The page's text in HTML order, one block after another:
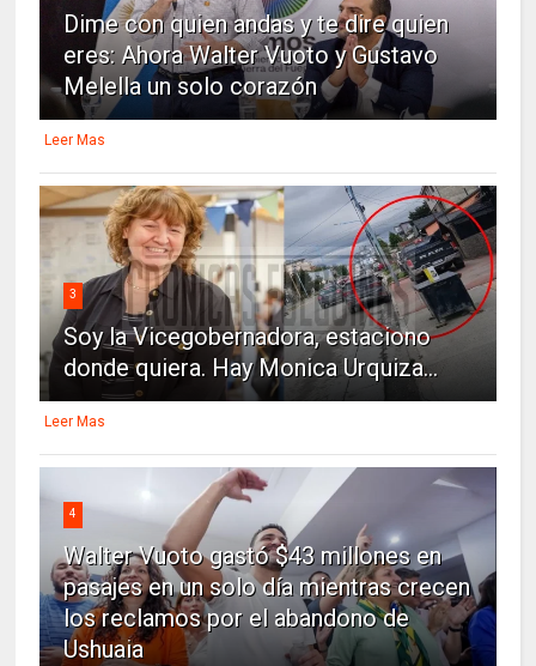
Dime con quien andas y te dire quien
eres: Ahora Walter Vuoto y Gustavo
Melella un solo corazón
Leer Mas
3
Soy la Vicegobernadora, estaciono
donde quiera. Hay Monica Urquiza...
Leer Mas
4
Walter Vuoto gastó $43 millones en
pasajes en un solo día mientras crecen
los reclamos por el abandono de
Ushuaia